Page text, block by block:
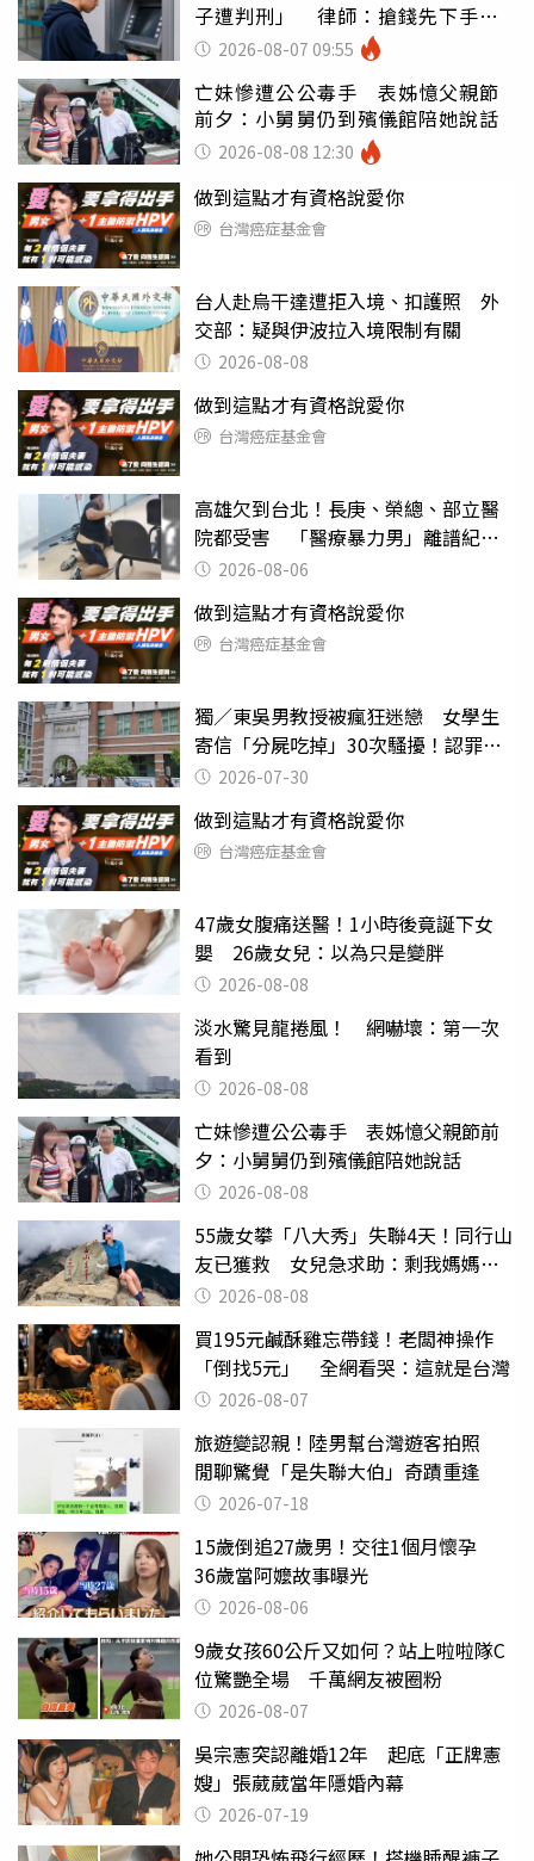
子遭判刑」 律師：搶錢先下手是
罪 2026-08-07 09:55
亡妹慘遭公公毒手 表姊憶父親節
前夕：小舅舅仍到殯儀館陪她說話
2026-08-08 12:30
做到這點才有資格說愛你
台灣癌症基金會
台人赴烏干達遭拒入境、扣護照 外
交部：疑與伊波拉入境限制有關
2026-08-08
做到這點才有資格說愛你
台灣癌症基金會
高雄欠到台北！長庚、榮總、部立醫
院都受害 「醫療暴力男」離譜紀錄
曝光2026-08-06
做到這點才有資格說愛你
台灣癌症基金會
獨／東吳男教授被瘋狂迷戀 女學生
寄信「分屍吃掉」30次騷擾！認罪免
關 2026-07-30
做到這點才有資格說愛你
台灣癌症基金會
47歲女腹痛送醫！1小時後竟誕下女
嬰 26歲女兒：以為只是變胖
2026-08-08
淡水驚見龍捲風！ 網嚇壞：第一次
看到
2026-08-08
亡妹慘遭公公毒手 表姊憶父親節前
夕：小舅舅仍到殯儀館陪她說話
2026-08-08
55歲女攀「八大秀」失聯4天！同行山
友已獲救 女兒急求助：剩我媽媽還
沒找到
2026-08-08
買195元鹹酥雞忘帶錢！老闆神操作
「倒找5元」 全網看哭：這就是台灣
2026-08-07
旅遊變認親！陸男幫台灣遊客拍照
閒聊驚覺「是失聯大伯」奇蹟重逢
2026-07-18
15歲倒追27歲男！交往1個月懷孕
36歲當阿嬤故事曝光
2026-08-06
9歲女孩60公斤又如何？站上啦啦隊C
位驚艷全場 千萬網友被圈粉
2026-08-07
吳宗憲突認離婚12年 起底「正牌憲
嫂」張葳葳當年隱婚內幕
2026-07-19